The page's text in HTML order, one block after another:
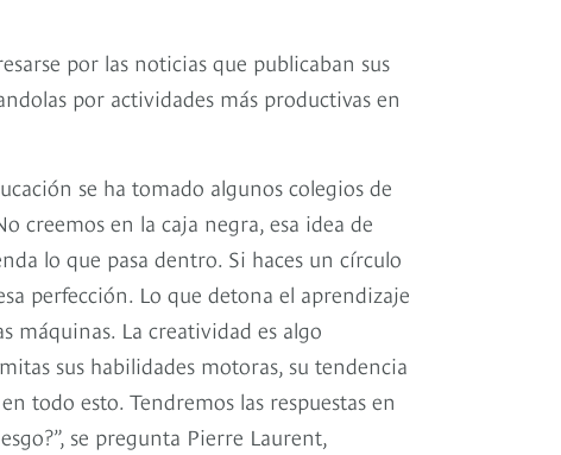
por las noticias que publicaban sus
por actividades más productivas en
se ha tomado algunos colegios de
creemos en la caja negra, esa idea de
lo que pasa dentro. Si haces un círculo
perfección. Lo que detona el aprendizaje
máquinas. La creatividad es algo
sus habilidades motoras, su tendencia
todo esto. Tendremos las respuestas en
se pregunta Pierre Laurent,